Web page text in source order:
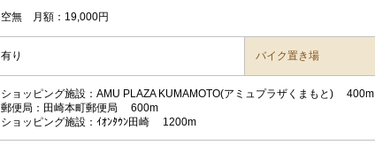
空無 月額：19,000円
有り バイク置き場
ショッピング施設：AMU PLAZA KUMAMOTO(アミュプラザくまもと) 400m
郵便局：田崎本町郵便局 600m
ショッピング施設：ｲｵﾝﾀｳﾝ田崎 1200m